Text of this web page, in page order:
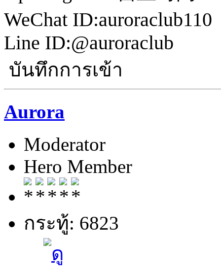
WeChat ID:auroraclub110
Line ID:@auroraclub
บันทึกการเข้า
Aurora
Moderator
Hero Member
กระทู้: 6823